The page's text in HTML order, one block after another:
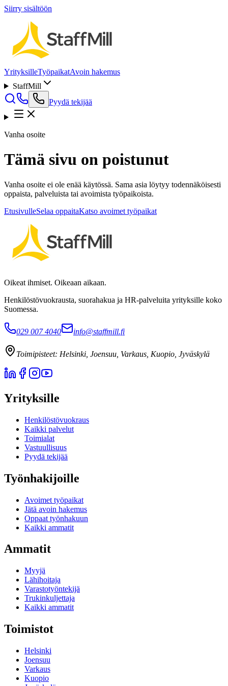
Siirry sisältöön
YrityksilleTyöpaikatAvoin hakemus
StaffMill
Pyydä tekijää
Vanha osoite
Tämä sivu on poistunut
Vanha osoite ei ole enää käytössä. Sama asia löytyy todennäköisesti
oppaista, palveluista tai avoimista työpaikoista.
EtusivulleSelaa oppaitaKatso avoimet työpaikat
Oikeat ihmiset. Oikeaan aikaan.
Henkilöstövuokrausta, suorahakua ja HR-palveluita yrityksille koko
Suomessa.
029 007 4040 info@staffmill.fi
Toimipisteet: Helsinki, Joensuu, Varkaus, Kuopio, Jyväskylä
Yrityksille
Henkilöstövuokraus
Kaikki palvelut
Toimialat
Vastuullisuus
Pyydä tekijää
Työnhakijoille
Avoimet työpaikat
Jätä avoin hakemus
Oppaat työnhakuun
Kaikki ammatit
Ammatit
Myyjä
Lähihoitaja
Varastotyöntekijä
Trukinkuljettaja
Kaikki ammatit
Toimistot
Helsinki
Joensuu
Varkaus
Kuopio